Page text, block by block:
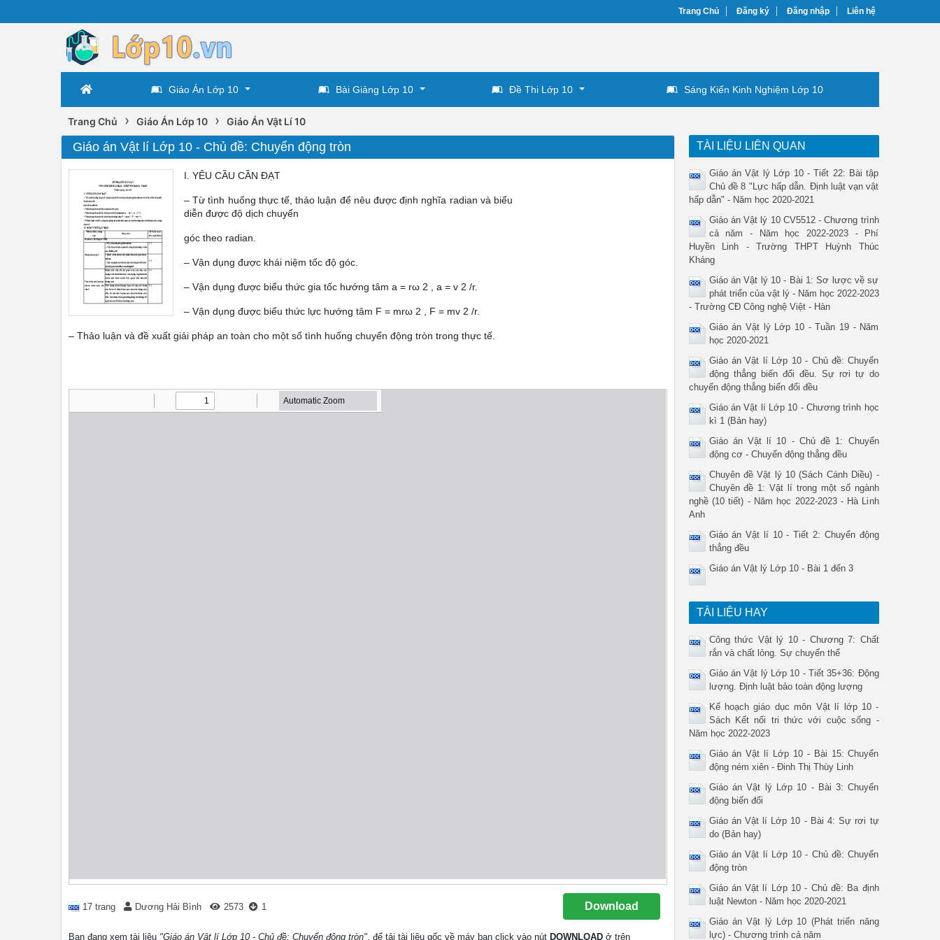
Trang Chủ Đăng ký Đăng nhập Liên hệ
Giáo Án Lớp 10 Bài Giảng Lớp 10 Đề Thi Lớp 10 Sáng Kiến Kinh Nghiệm Lớp 10
Trang Chủ › Giáo Án Lớp 10 › Giáo Án Vật Lí 10
Giáo án Vật lí Lớp 10 - Chủ đề: Chuyển động tròn
I. YÊU CẦU CẦN ĐẠT
– Từ tình huống thực tế, thảo luận để nêu được định nghĩa radian và biểu
diễn được độ dịch chuyển
góc theo radian.
– Vận dụng được khái niệm tốc độ góc.
– Vận dụng được biểu thức gia tốc hướng tâm a = rω 2 , a = v 2 /r.
– Vận dụng được biểu thức lực hướng tâm F = mrω 2 , F = mv 2 /r.
– Thảo luận và đề xuất giải pháp an toàn cho một số tình huống chuyển động tròn trong thực tế.
17 trang Dương Hải Bình 2573 1 Download
Bạn đang xem tài liệu "Giáo án Vật lí Lớp 10 - Chủ đề: Chuyển động tròn", để tải tài liệu gốc về máy bạn click vào nút DOWNLOAD ở trên
TÀI LIỆU LIÊN QUAN
Giáo án Vật lý Lớp 10 - Tiết 22: Bài tập
Chủ đề 8 "Lực hấp dẫn. Định luật vạn vật
hấp dẫn" - Năm học 2020-2021
Giáo án Vật lý 10 CV5512 - Chương trình
cả năm - Năm học 2022-2023 - Phí
Huyền Linh - Trường THPT Huỳnh Thúc
Kháng
Giáo án Vật lý 10 - Bài 1: Sơ lược về sự
phát triển của vật lý - Năm học 2022-2023
- Trường CĐ Công nghệ Việt - Hàn
Giáo án Vật lý Lớp 10 - Tuần 19 - Năm
học 2020-2021
Giáo án Vật lí Lớp 10 - Chủ đề: Chuyển
động thẳng biến đổi đều. Sự rơi tự do
chuyển động thẳng biến đổi đều
Giáo án Vật lí Lớp 10 - Chương trình học
kì 1 (Bản hay)
Giáo án Vật lí 10 - Chủ đề 1: Chuyển
động cơ - Chuyển động thẳng đều
Chuyên đề Vật lý 10 (Sách Cánh Diều) -
Chuyên đề 1: Vật lí trong một số ngành
nghề (10 tiết) - Năm học 2022-2023 - Hà Linh
Anh
Giáo án Vật lí 10 - Tiết 2: Chuyển động
thẳng đều
Giáo án Vật lý Lớp 10 - Bài 1 đến 3
TÀI LIỆU HAY
Công thức Vật lý 10 - Chương 7: Chất
rắn và chất lỏng. Sự chuyển thể
Giáo án Vật lý Lớp 10 - Tiết 35+36: Động
lượng. Định luật bảo toàn động lượng
Kế hoạch giáo dục môn Vật lí lớp 10 -
Sách Kết nối tri thức với cuộc sống -
Năm học 2022-2023
Giáo án Vật lí Lớp 10 - Bài 15: Chuyển
động ném xiên - Đinh Thị Thùy Linh
Giáo án Vật lý Lớp 10 - Bài 3: Chuyển
động biến đổi
Giáo án Vật lí Lớp 10 - Bài 4: Sự rơi tự
do (Bản hay)
Giáo án Vật lí Lớp 10 - Chủ đề: Chuyển
động tròn
Giáo án Vật lí Lớp 10 - Chủ đề: Ba định
luật Newton - Năm học 2020-2021
Giáo án Vật lý Lớp 10 (Phát triển năng
lực) - Chương trình cả năm